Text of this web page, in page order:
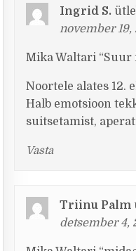
Ingrid S.
november 19,
Mika Waltari “Suur
Noortele alates 12.
Halb emotsioon
suitsetamist,
Vasta
Triinu Palm
detsember 4,